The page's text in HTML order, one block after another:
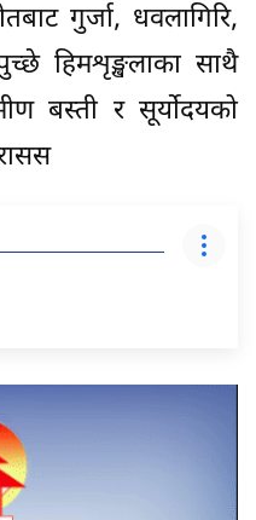
गुर्जा, धवलागिरि,
हिमशृङ्खलाका साथै
बस्ती र सूर्योदयको